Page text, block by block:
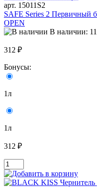
арт. 15011S2
SAFE Series 2 Первичный
OPEN
В наличии:
312 ₽
Бонусы:
1л
1л
312 ₽